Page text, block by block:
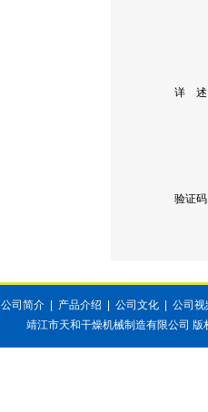
详 述
验证
公司简介 产品介绍 公司文化
公司视
靖江市天和干燥机械制造有限公司 版